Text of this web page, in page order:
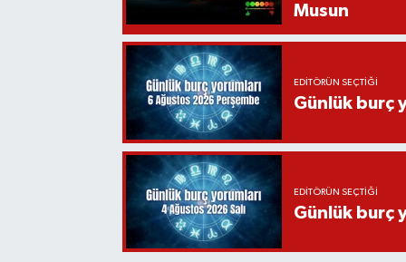
Musun
EDITÖRÜN SEÇTIĞI
Günlük burç
EDITÖRÜN SEÇTIĞI
Günlük burç